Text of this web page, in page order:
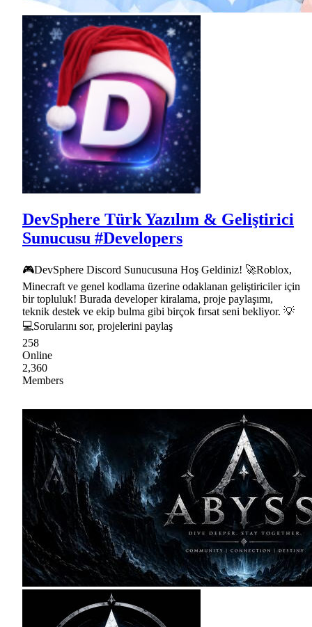
DevSphere Türk Yazılım & Geliştirici
Sunucusu #Developers
🎮DevSphere Discord Sunucusuna Hoş Geldiniz! 🚀Roblox,
Minecraft ve genel kodlama üzerine odaklanan geliştiriciler için
bir topluluk! Burada developer kiralama, proje paylaşımı,
teknik destek ve ekip bulma gibi birçok fırsat seni bekliyor. 💡
💻Sorularını sor, projelerini paylaş
258
Online
2,360
Members